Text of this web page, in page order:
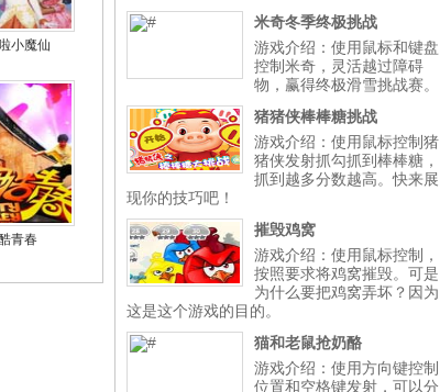
小魔仙
青春
米奇冬季终极挑战
游戏介绍：使用鼠标和键盘
控制米奇，灵活越过障碍
物，赢得终极滑雪挑战赛。
猪猪侠棒棒糖挑战
游戏介绍：使用鼠标控制猪
猪侠发射抓勾抓到棒棒糖，
抓到越多分数越高。快来展
现你的技巧吧！
摧毁鸡窝
游戏介绍：使用鼠标控制，
按照要求将鸡窝摧毁。可是
为什么要把鸡窝弄坏？因为
这是这个游戏的目的。
猫和老鼠抢奶酪
游戏介绍：使用方向键控制
位置和空格键发射，可以分